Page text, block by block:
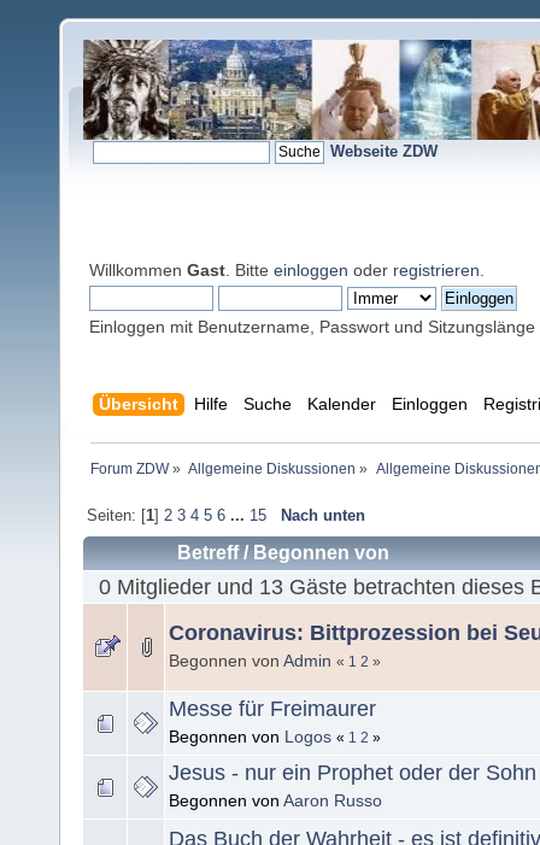
Webseite ZDW
Willkommen Gast . Bitte einloggen oder registrieren
Einloggen mit Benutzername, Passwort und Sitzungslänge
Übersicht Hilfe Suche Kalender Einloggen
Forum ZDW» Allgemeine Diskussionen » Allgemeine
Seiten: [1] 2 3 4 5 6 ... 15 Nach unten
Betreff/ Begonnen von
0 Mitglieder und 13 Gäste betrachten dieses
Coronavirus: Bittprozession bei
Begonnen von Admin « 1 2 »
Messe für Freimaurer
Begonnen von Logos « 1 2 »
Jesus - nur ein Prophet oder der
Begonnen von Aaron Russo
Das Buch der Wahrheit - es ist definitiv